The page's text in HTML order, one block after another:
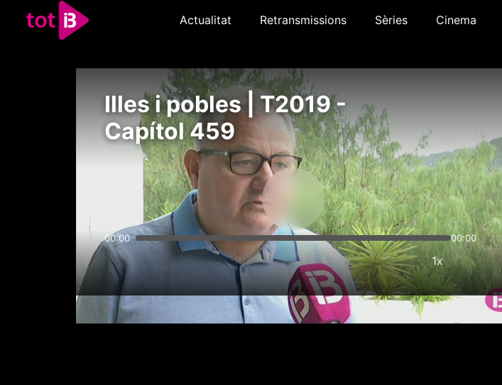
Actualitat Retransmissions Sèries Cinema
Illes i pobles | T2019 -
Capítol 459
00:00 00:00
1x